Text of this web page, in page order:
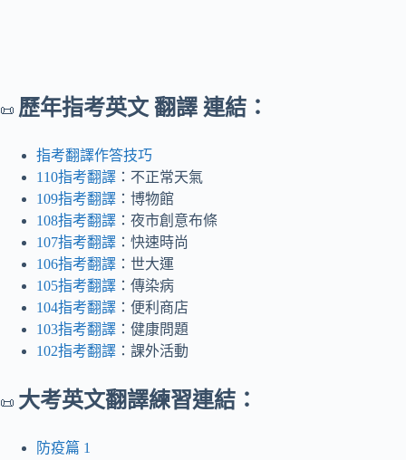
📜 歷年指考英文 翻譯 連結：
指考翻譯作答技巧
110指考翻譯 ：不正常天氣
109指考翻譯 ：博物館
108指考翻譯 ：夜市創意布條
107指考翻譯 ：快速時尚
106指考翻譯 ：世大運
105指考翻譯 ：傳染病
104指考翻譯 ：便利商店
103指考翻譯 ：健康問題
102指考翻譯 ：課外活動
📜 大考英文翻譯練習連結：
防疫篇 1